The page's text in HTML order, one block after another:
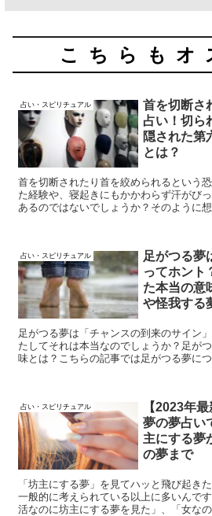
こちらもオ
占い・スピリチュアル
首を切断さ
占い！切ら
隠された第
とは？
首を切断されたり首を絞められるという
た経験や、寝起きにもかかわらず汗がび
あるのではないでしょうか？そのように
占い・スピリチュアル
足がつる夢
ってホント
た本当の意
や怪我する
足がつる夢は「チャンスの到来のサイン
たしてそれは本当なのでしょうか？足が
味とは？こちらの記事では足がつる夢に
占い・スピリチュアル
【2023年
夢の夢占い
主にする夢
の夢まで
「坊主にする夢」を見てハッと飛び起き
一般的に考えられている以上に多いんで
活なのに坊主にする夢を見た」、「女な